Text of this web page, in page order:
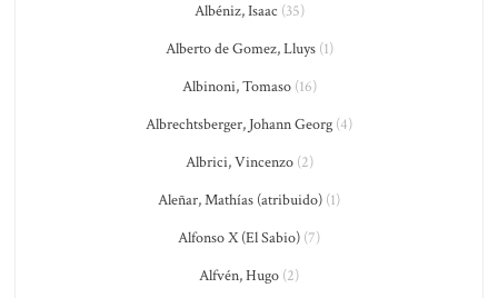
Albéniz, Isaac (35)
Alberto de Gomez, Lluys(1)
Albinoni, Tomaso(16)
Albrechtsberger, Johann Georg (4)
Albrici, Vincenzo(2)
Aleñar, Mathías (atribuido) (1)
Alfonso X (El Sabio) (7)
Alfvén, Hugo (2)